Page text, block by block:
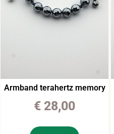
Armband terahertz memory
€ 28,00